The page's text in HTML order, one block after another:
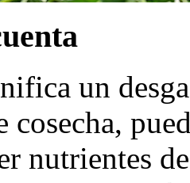
un
cosecha,
nutrientes